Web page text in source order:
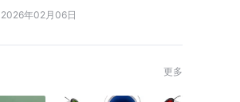
年）
2026年02月06日
更多